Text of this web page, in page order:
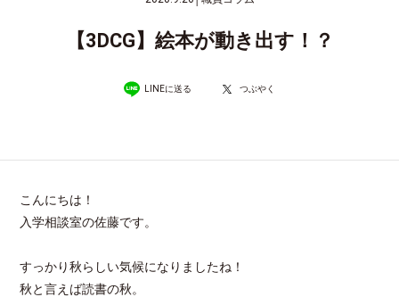
【3DCG】絵本が動き出す！？
LINEに送る つぶやく
こんにちは！
入学相談室の佐藤です。
すっかり秋らしい気候になりましたね！
秋と言えば読書の秋。